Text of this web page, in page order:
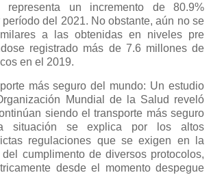
un incremento de 80.9%
del 2021. No obstante, aún no se
a las obtenidas en niveles pre
registrado más de 7.6 millones de
en el 2019.
más seguro del mundo: Un estudio
Mundial de la Salud reveló
siendo el transporte más seguro
situación se explica por los altos
regulaciones que se exigen en la
cumplimento de diversos protocolos,
desde el momento despegue